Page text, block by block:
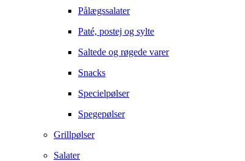
Pålægssalater
Paté, postej og sylte
Saltede og røgede varer
Snacks
Specielpølser
Spegepølser
Grillpølser
Salater